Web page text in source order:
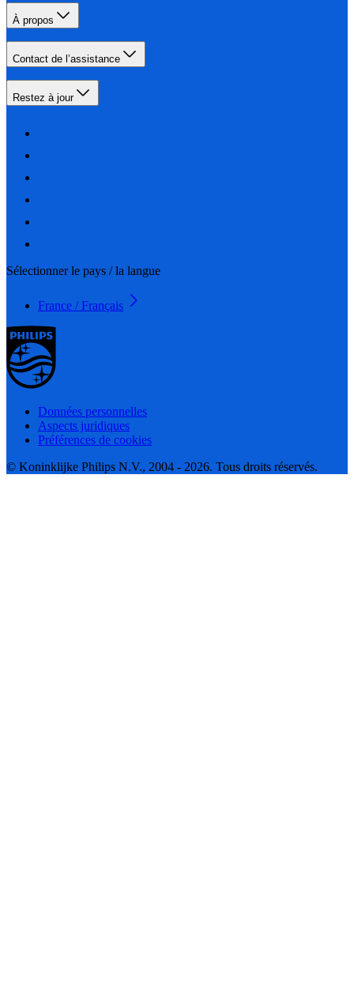
À propos
Contact de l’assistance
Restez à jour
Sélectionner le pays / la langue
France / Français
Données personnelles
Aspects juridiques
Préférences de cookies
© Koninklijke Philips N.V., 2004 - 2026. Tous droits réservés.